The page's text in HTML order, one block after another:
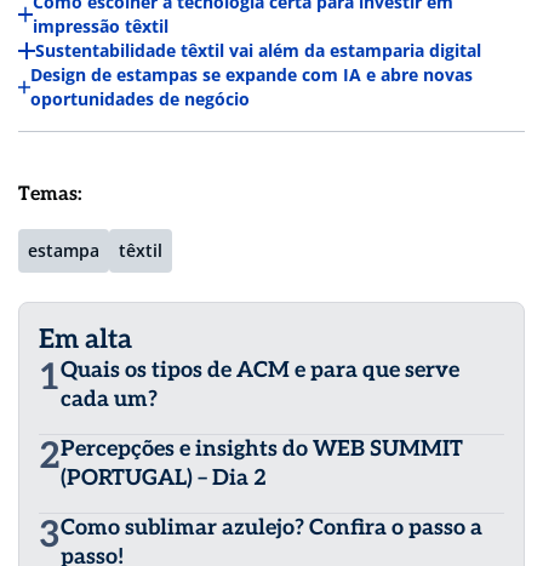
impressão têxtil
Sustentabilidade têxtil vai além da estamparia digital
Design de estampas se expande com IA e abre novas
oportunidades de negócio
Temas:
estampa têxtil
Em alta
1Quais os tipos de ACM e para que serve
cada um?
2Percepções e insights do WEB SUMMIT
(PORTUGAL) – Dia 2
3Como sublimar azulejo? Confira o passo a
passo!